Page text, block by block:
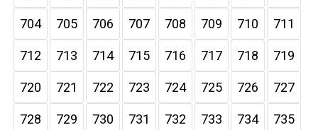
704 705 706 707 708 709 710 711
712 713 714 715 716 717 718 719
720 721 722 723 724 725 726 727
728 729 730 731 732 733 734 735